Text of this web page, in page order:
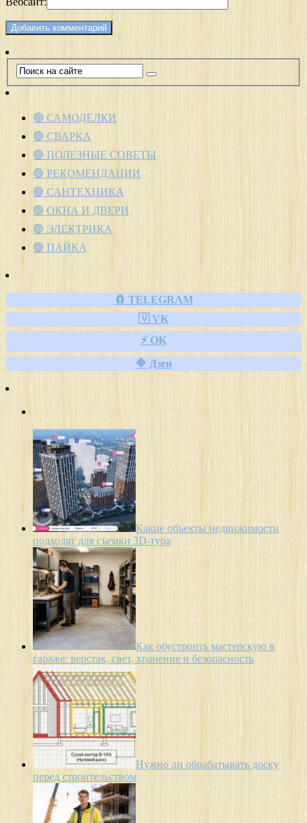
🟢 САМОДЕЛКИ
🟢 СВАРКА
🟢 ПОЛЕЗНЫЕ СОВЕТЫ
🟢 РЕКОМЕНДАЦИИ
🟢 САНТЕХНИКА
🟢 ОКНА И ДВЕРИ
🟢 ЭЛЕКТРИКА
🟢 ПАЙКА
🧲 TELEGRAM
🇻 VK
⚡ OK
🔷 Дзен
Какие объекты недвижимости
подходят для съемки 3D-тура
Как обустроить мастерскую в
гараже: верстак, свет, хранение и безопасность
Нужно ли обрабатывать доску
перед строительством